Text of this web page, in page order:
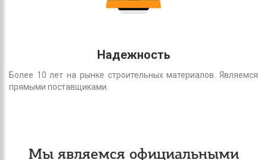
Надежность
Более 10 лет на рынке строительных материалов. Являемся
прямыми поставщиками.
Мы являемся официальными